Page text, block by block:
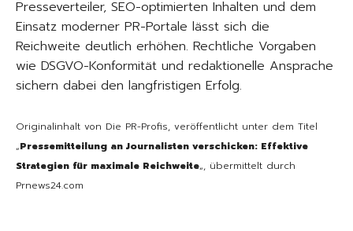
Presseverteiler, SEO-optimierten Inhalten und dem
Einsatz moderner PR-Portale lässt sich die
Reichweite deutlich erhöhen. Rechtliche Vorgaben
wie DSGVO-Konformität und redaktionelle Ansprache
sichern dabei den langfristigen Erfolg.
Originalinhalt von Die PR-Profis, veröffentlicht unter dem Titel
„Pressemitteilung an Journalisten verschicken: Effektive
Strategien für maximale Reichweite„, übermittelt durch
Prnews24.com